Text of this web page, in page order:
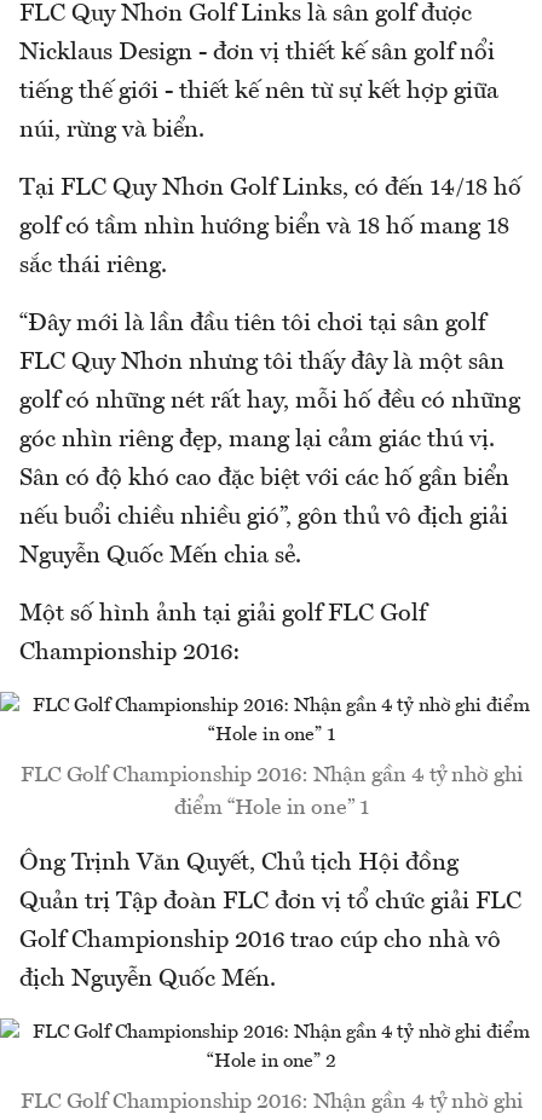
FLC Quy Nhơn Golf Links là sân golf được
Nicklaus Design - đơn vị thiết kế sân golf nổi
tiếng thế giới - thiết kế nên từ sự kết hợp giữa
núi, rừng và biển.
Tại FLC Quy Nhơn Golf Links, có đến 14/18 hố
golf có tầm nhìn hướng biển và 18 hố mang 18
sắc thái riêng.
“Đây mới là lần đầu tiên tôi chơi tại sân golf
FLC Quy Nhơn nhưng tôi thấy đây là một sân
golf có những nét rất hay, mỗi hố đều có những
góc nhìn riêng đẹp, mang lại cảm giác thú vị.
Sân có độ khó cao đặc biệt với các hố gần biển
nếu buổi chiều nhiều gió”, gôn thủ vô địch giải
Nguyễn Quốc Mến chia sẻ.
Một số hình ảnh tại giải golf FLC Golf
Championship 2016:
FLC Golf Championship 2016: Nhận gần 4 tỷ nhờ ghi
điểm “Hole in one” 1
Ông Trịnh Văn Quyết, Chủ tịch Hội đồng
Quản trị Tập đoàn FLC đơn vị tổ chức giải FLC
Golf Championship 2016 trao cúp cho nhà vô
địch Nguyễn Quốc Mến.
FLC Golf Championship 2016: Nhận gần 4 tỷ nhờ ghi